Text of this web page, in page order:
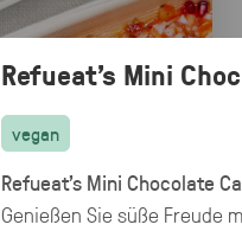
Refueat's Mini
vegan
Refueat's Mini Chocolate
Genießen Sie süße Freude